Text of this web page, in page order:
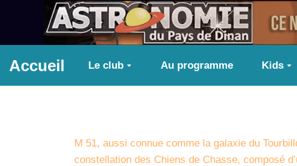
Aller au contenu principal
Accueil Le club Au programme Kids
M 51, aussi connue comme la galaxie du
constellation des Chiens de Chasse, composé